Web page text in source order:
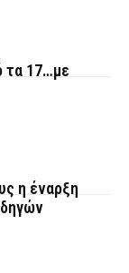
τα 17…με
η έναρξη